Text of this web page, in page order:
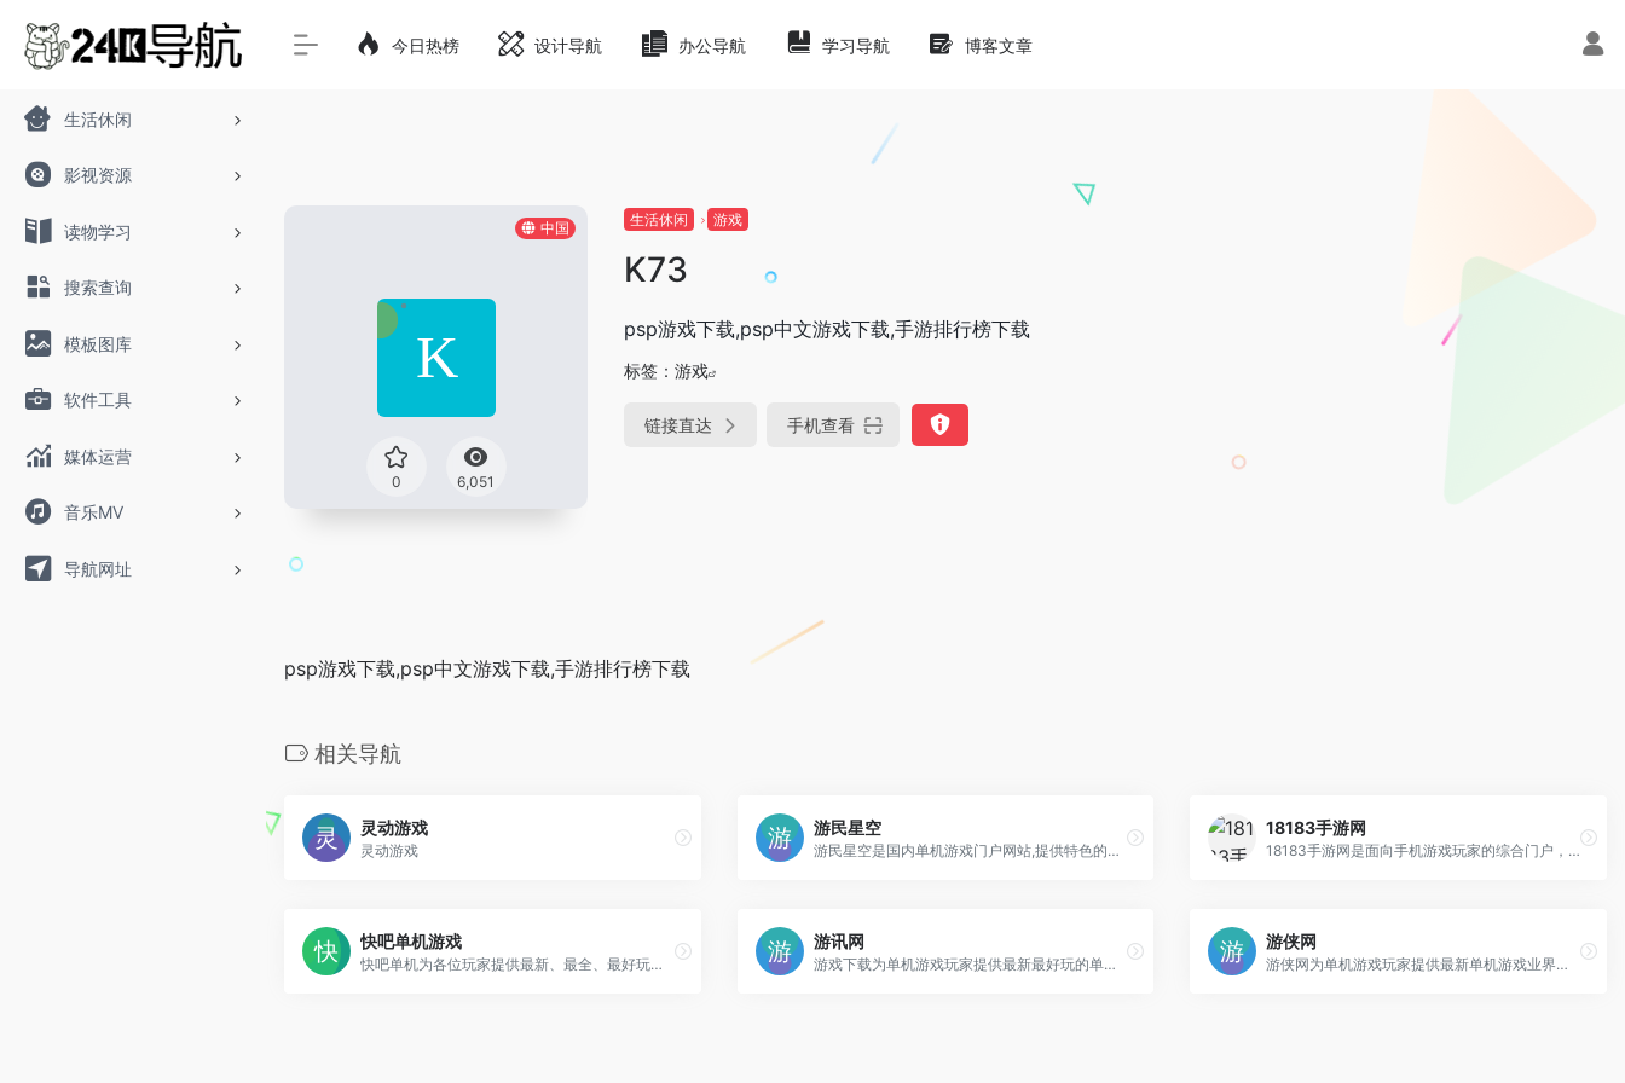
生活休闲
影视资源
读物学习
搜索查询
模板图库
软件工具
媒体运营
音乐MV
导航网址
今日热榜 设计导航 办公导航 学习导航 博客文章
中国
0 6,051
生活休闲 游戏
K73
psp游戏下载,psp中文游戏下载,手游排行榜下载
标签： 游戏
链接直达 手机查看
psp游戏下载,psp中文游戏下载,手游排行榜下载
相关导航
灵动游戏
灵动游戏
游民星空
游民星空是国内单机游戏门户网站,提供特色的游戏资讯,大量游戏攻略,经验,评测文章,以及热门游戏资料专题
18183手游网
18183手游网是面向手机游戏玩家的综合门户，提供有趣有态度的最新手游内容。
快吧单机游戏
快吧单机为各位玩家提供最新、最全、最好玩的单机游戏下载，以及各类单机游戏资讯、攻略、视频、补丁等等，快吧单机是您最好的单机游戏下载基地！
游讯网
游戏下载为单机游戏玩家提供最新最好玩的单机游戏下载，单机游戏下载大全中文版下载。还有海量丰富的单机游戏补丁、单机游戏攻略秘籍、单机游戏评测专题等精彩内容。
游侠网
游侠网为单机游戏玩家提供最新单机游戏业界动态、国内外单机游戏下载、单机游戏补丁、单机游戏攻略秘籍、单机游戏专题等内容。坚守单机阵地，弘扬单机文化！